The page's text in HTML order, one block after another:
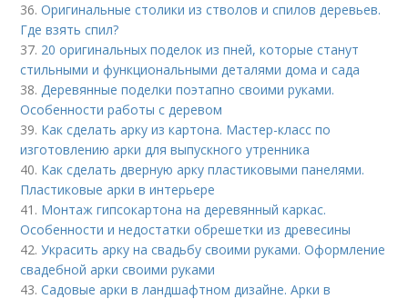
36.Оригинальные столики из стволов и спилов деревьев.
Где взять спил?
37. 20 оригинальных поделок из пней, которые станут
стильными и функциональными деталями дома и сада
38.Деревянные поделки поэтапно своими руками.
Особенности работы с деревом
39. Как сделать арку из картона. Мастер-класс по
изготовлению арки для выпускного утренника
40. Как сделать дверную арку пластиковыми панелями.
Пластиковые арки в интерьере
41. Монтаж гипсокартона на деревянный каркас.
Особенности и недостатки обрешетки из древесины
42.Украсить арку на свадьбу своими руками. Оформление
свадебной арки своими руками
43.Садовые арки в ландшафтном дизайне. Арки в